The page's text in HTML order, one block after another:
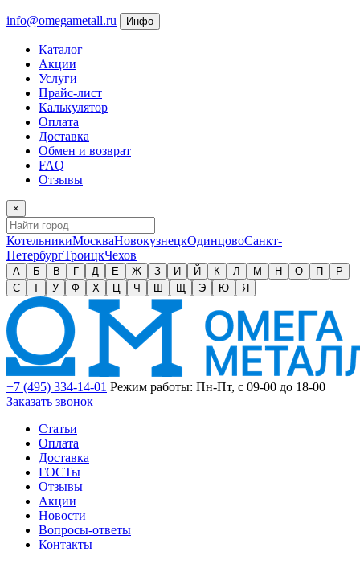
info@omegametall.ru Инфо
Каталог
Акции
Услуги
Прайс-лист
Калькулятор
Оплата
Доставка
Обмен и возврат
FAQ
Отзывы
×
КотельникиМоскваНовокузнецкОдинцовоСанкт-
ПетербургТроицкЧехов
А Б В Г Д Е Ж З И Й К Л М Н О П
Р
С
Т У Ф Х Ц Ч Ш Щ Э Ю Я
+7 (495) 334-14-01 Режим работы: Пн-Пт, с 09-00 до 18-00
Заказать звонок
Статьи
Оплата
Доставка
ГОСТы
Отзывы
Акции
Новости
Вопросы-ответы
Контакты